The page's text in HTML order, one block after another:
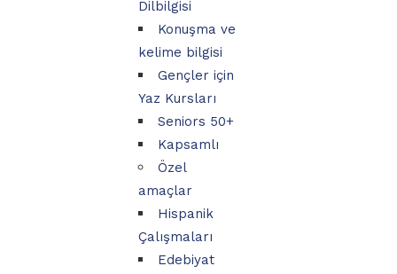
Dilbilgisi
Konuşma ve
kelime bilgisi
Gençler için
Yaz Kursları
Seniors 50+
Kapsamlı
Özel
amaçlar
Hispanik
Çalışmaları
Edebiyat